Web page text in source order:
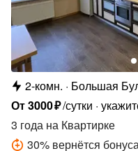
2-комн.
Большая
От3000₽/сутки
3 года на Квартирке
30% вернётся